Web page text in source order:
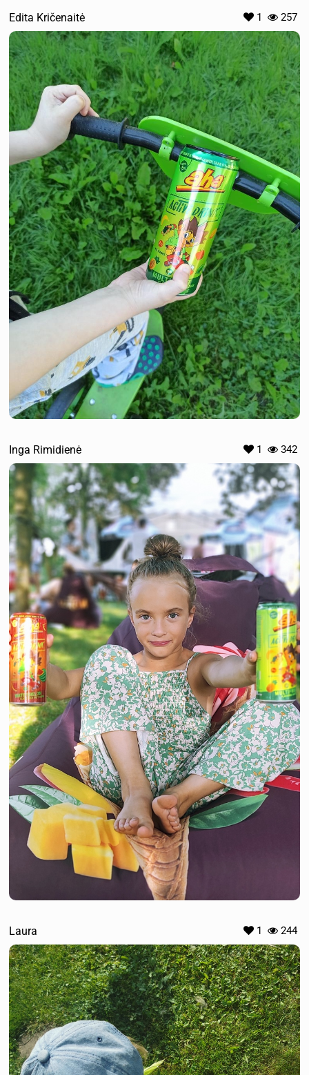
Edita Kričenaitė 1 257
Inga Rimidienė 1 342
Laura 1 244